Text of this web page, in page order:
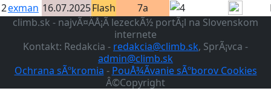
2exman 16.07.2025Flash 7a
climb.sk - najvÃ¤ÄÅ¡Ã­ lezeckÃ½ portÃ¡l na Slovenskom
internete
Kontakt: Redakcia - redakcia@climb.sk, SprÃ¡vca -
admin@climb.sk
Ochrana sÃºkromia - PouÅ¾Ã­vanie sÃºborov Cookies
Â©Copyright